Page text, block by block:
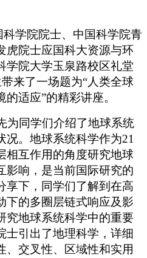
学院院士、中国科学院青
虎院士应国科大资源与环
学院大学玉泉路校区礼堂
来了一场题为“人类全球
适应”的精彩讲座。
同学们介绍了地球系统
况。地球系统科学作为21
相互作用的角度研究地球
影响，是当前国际研究的
享下，同学们了解到在高
下的多圈层链式响应及影
究地球系统科学中的重要
士引出了地理科学，详细
、交叉性、区域性和实用